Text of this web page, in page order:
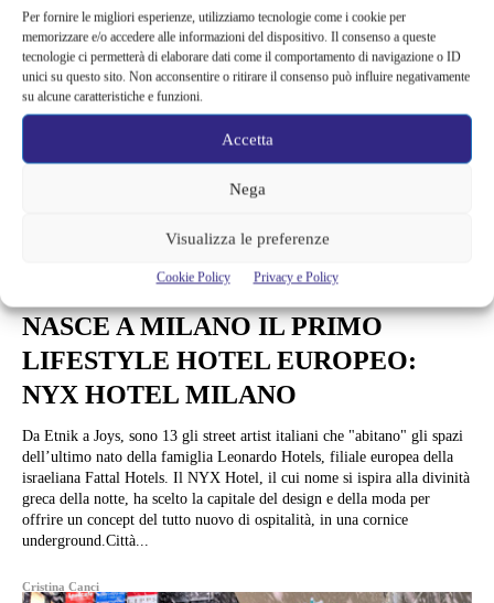
Per fornire le migliori esperienze, utilizziamo tecnologie come i cookie per
memorizzare e/o accedere alle informazioni del dispositivo. Il consenso a queste
tecnologie ci permetterà di elaborare dati come il comportamento di navigazione o ID
unici su questo sito. Non acconsentire o ritirare il consenso può influire negativamente
su alcune caratteristiche e funzioni.
Accetta
Nega
Visualizza le preferenze
Cookie Policy Privacy e Policy
NASCE A MILANO IL PRIMO
LIFESTYLE HOTEL EUROPEO:
NYX HOTEL MILANO
Da Etnik a Joys, sono 13 gli street artist italiani che "abitano" gli spazi
dell’ultimo nato della famiglia Leonardo Hotels, filiale europea della
israeliana Fattal Hotels. Il NYX Hotel, il cui nome si ispira alla divinità
greca della notte, ha scelto la capitale del design e della moda per
offrire un concept del tutto nuovo di ospitalità, in una cornice
underground.Città...
Cristina Canci